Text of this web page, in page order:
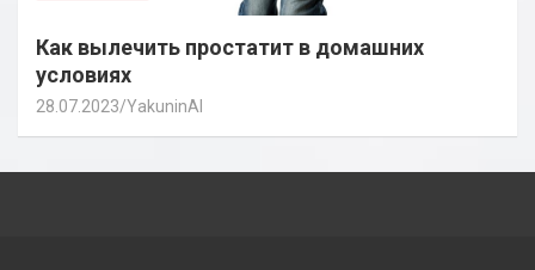
Как вылечить простатит в домашних
условиях
28.07.2023 YakuninAI